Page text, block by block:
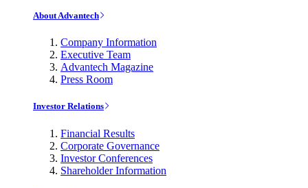
About Advantech
Company Information
Executive Team
Advantech Magazine
Press Room
Investor Relations
Financial Results
Corporate Governance
Investor Conferences
Shareholder Information